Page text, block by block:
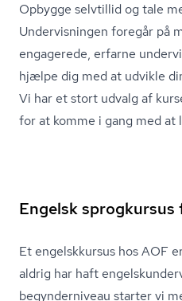
Opbygge selvtillid og tale
Undervisningen foregår på
engagerede, erfarne
hjælpe dig med at udvikle
Vi har et stort udvalg af
for at komme i gang med at
Engelsk
Et engelskkursus hos AOF
aldrig har haft
begynderniveau starter vi